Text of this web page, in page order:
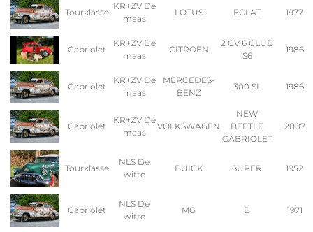
Tourklasse
KR+ZV De
maas
LOTUS ECLAT 1977
Cabriolet
KR+ZV De
maas
CITROEN
2 CV 6 CLUB
S6
1986
Cabriolet
KR+ZV De
maas
MERCEDES-
BENZ
300 SL 1986
Cabriolet
KR+ZV De
maas
VOLKSWAGEN
NEW
BEETLE
CABRIOLET
2007
Tourklasse
NLS De
witte
BUICK SUPER 1952
Cabriolet
NLS De
witte
MG B 1971